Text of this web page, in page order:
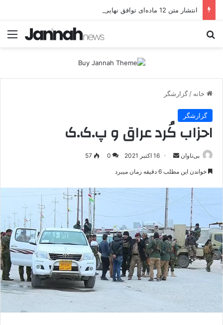
انتشار متن 12 ماده‌ای توافق نهایی بین ترکیه و پ.ک.ک
خانه / گزارشگر
گزارشگر
احزاب کُرد عراق و پ.ک.ک
بی‌تاوان
ر
ل
ی
م
ی
ل
16 اکتبر 2021 0
57
خواندن این مطلب 6 دقیقه زمان میبرد